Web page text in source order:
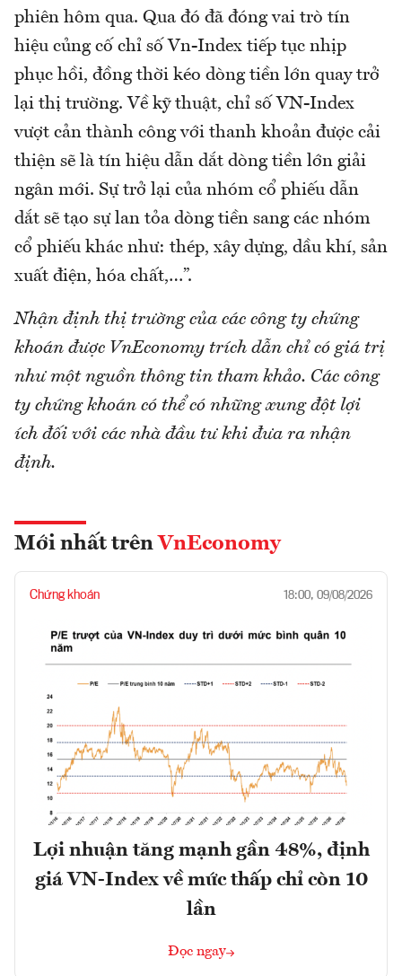
phiên hôm qua. Qua đó đã đóng vai trò tín
hiệu củng cố chỉ số Vn-Index tiếp tục nhịp
phục hồi, đồng thời kéo dòng tiền lớn quay trở
lại thị trường. Về kỹ thuật, chỉ số VN-Index
vượt cản thành công với thanh khoản được cải
thiện sẽ là tín hiệu dẫn dắt dòng tiền lớn giải
ngân mới. Sự trở lại của nhóm cổ phiếu dẫn
dắt sẽ tạo sự lan tỏa dòng tiền sang các nhóm
cổ phiếu khác như: thép, xây dựng, dầu khí, sản
xuất điện, hóa chất,…”.
Nhận định thị trường của các công ty chứng
khoán được VnEconomy trích dẫn chỉ có giá trị
như một nguồn thông tin tham khảo. Các công
ty chứng khoán có thể có những xung đột lợi
ích đối với các nhà đầu tư khi đưa ra nhận
định.
Mới nhất trên VnEconomy
Chứng khoán 18:00, 09/08/2026
Lợi nhuận tăng mạnh gần 48%, định
giá VN-Index về mức thấp chỉ còn 10
lần
Đọc ngay